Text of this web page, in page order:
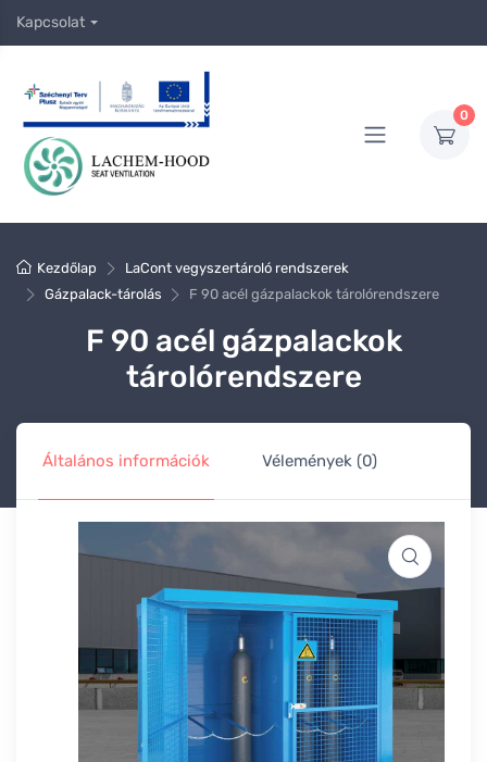
Kapcsolat
0
Kezdőlap
LaCont vegyszertároló rendszerek
Gázpalack-tárolás
F 90 acél gázpalackok tárolórendszere
F 90 acél gázpalackok
tárolórendszere
Általános információk Vélemények (0)